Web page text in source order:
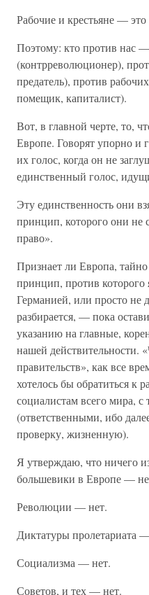
Рабочие и крестьяне —
Поэтому: кто против нас
(контрреволюционер),
предатель), против
помещик, капиталист).
Вот, в главной черте, то,
Европе. Говорят упорно
их голос, когда он не
единственный голос,
Эту единственность они
принцип, которого они не
право».
Признает ли Европа, тайно
принцип, против которого
Германией, или просто не
разбирается, — пока
указанию на главные,
нашей действительности.
правительств», как все
хотелось бы обратиться к
социалистам всего мира,
(ответственными, ибо
проверку, жизненную).
Я утверждаю, что ничего
большевики в Европе —
Революции — нет.
Диктатуры пролетариата
Социализма — нет.
Советов, и тех — нет.